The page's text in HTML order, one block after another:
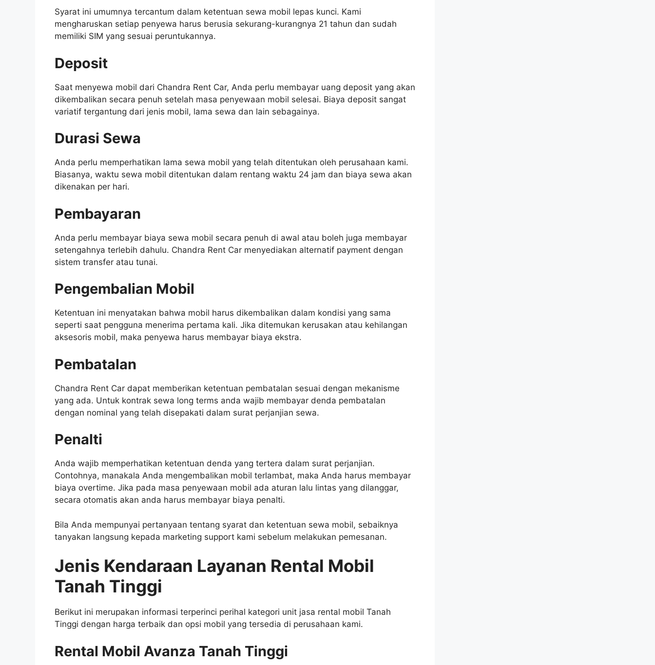
Syarat ini umumnya tercantum dalam ketentuan sewa mobil lepas kunci. Kami
mengharuskan setiap penyewa harus berusia sekurang-kurangnya 21 tahun dan sudah
memiliki SIM yang sesuai peruntukannya.
Deposit
Saat menyewa mobil dari Chandra Rent Car, Anda perlu membayar uang deposit yang akan
dikembalikan secara penuh setelah masa penyewaan mobil selesai. Biaya deposit sangat
variatif tergantung dari jenis mobil, lama sewa dan lain sebagainya.
Durasi Sewa
Anda perlu memperhatikan lama sewa mobil yang telah ditentukan oleh perusahaan kami.
Biasanya, waktu sewa mobil ditentukan dalam rentang waktu 24 jam dan biaya sewa akan
dikenakan per hari.
Pembayaran
Anda perlu membayar biaya sewa mobil secara penuh di awal atau boleh juga membayar
setengahnya terlebih dahulu. Chandra Rent Car menyediakan alternatif payment dengan
sistem transfer atau tunai.
Pengembalian Mobil
Ketentuan ini menyatakan bahwa mobil harus dikembalikan dalam kondisi yang sama
seperti saat pengguna menerima pertama kali. Jika ditemukan kerusakan atau kehilangan
aksesoris mobil, maka penyewa harus membayar biaya ekstra.
Pembatalan
Chandra Rent Car dapat memberikan ketentuan pembatalan sesuai dengan mekanisme
yang ada. Untuk kontrak sewa long terms anda wajib membayar denda pembatalan
dengan nominal yang telah disepakati dalam surat perjanjian sewa.
Penalti
Anda wajib memperhatikan ketentuan denda yang tertera dalam surat perjanjian.
Contohnya, manakala Anda mengembalikan mobil terlambat, maka Anda harus membayar
biaya overtime. Jika pada masa penyewaan mobil ada aturan lalu lintas yang dilanggar,
secara otomatis akan anda harus membayar biaya penalti.
Bila Anda mempunyai pertanyaan tentang syarat dan ketentuan sewa mobil, sebaiknya
tanyakan langsung kepada marketing support kami sebelum melakukan pemesanan.
Jenis Kendaraan Layanan Rental Mobil
Tanah Tinggi
Berikut ini merupakan informasi terperinci perihal kategori unit jasa rental mobil Tanah
Tinggi dengan harga terbaik dan opsi mobil yang tersedia di perusahaan kami.
Rental Mobil Avanza Tanah Tinggi